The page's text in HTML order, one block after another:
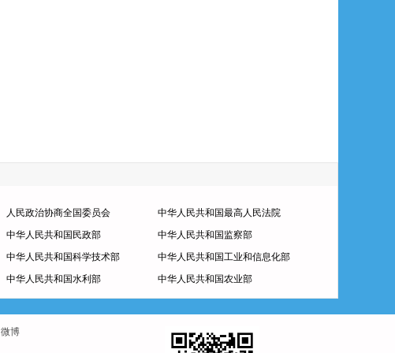
人民政治协商全国委员会
中华人民共和国最高人民法院
中华人民共和国民政部
中华人民共和国监察部
中华人民共和国科学技术部
中华人民共和国工业和信息化部
中华人民共和国水利部 中华人民共和国农业部
微博